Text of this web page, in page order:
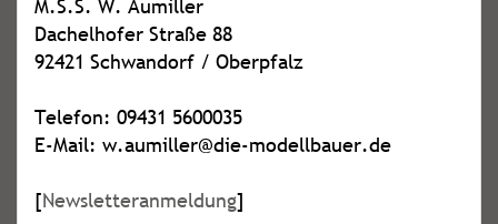
M.S.S. W. Aumiller
Dachelhofer Straße 88
92421 Schwandorf / Oberpfalz
Telefon: 09431 5600035
E-Mail: w.aumiller@die-modellbauer.de
[Newsletteranmeldung]